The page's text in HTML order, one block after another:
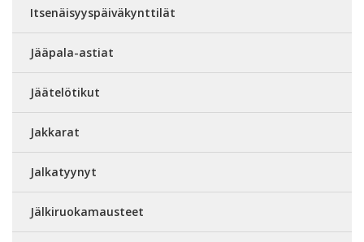
Itsenäisyyspäiväkynttilät
Jääpala-astiat
Jäätelötikut
Jakkarat
Jalkatyynyt
Jälkiruokamausteet